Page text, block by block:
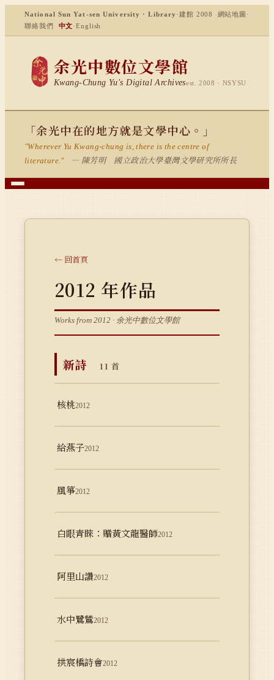
National Sun Yat-sen University · Library ·建館 2008 網站地圖 ·
聯絡我們
中文·English
余光中數位文學館
Kwang-Chung Yu's Digital Archivesest. 2008 · NSYSU
「余光中在的地方就是文學中心。」
"Wherever Yu Kwang-chung is, there is the centre of
literature."
— 陳芳明 國立政治大學臺灣文學研究所所長
← 回首頁
2012 年作品
Works from 2012 · 余光中數位文學館
新詩 11 首
核桃2012
給燕子2012
風箏2012
白眼青睞：贈黃文龍醫師2012
阿里山讚2012
水中鷺鷥2012
拱宸橋詩會2012